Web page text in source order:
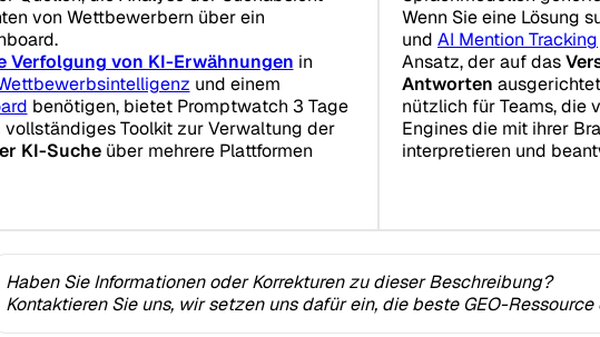
von Wettbewerbern über ein
Verfolgung von KI-Erwähnungen in
und einem
benötigen, bietet Promptwatch 3 Tage
vollständiges Toolkit zur Verwaltung der
KI-Sucheüber mehrere Plattformen
Wenn Sie eine Lösung
und AI Mention Tracking
Ansatz, der auf das
Antworten
nützlich für Teams, die
Engines die mit ihrer
interpretieren und
Haben Sie Informationen oder Korrekturen zu dieser Beschreibung?
Kontaktieren Sie uns, wir setzen uns dafür ein, die beste GEO-